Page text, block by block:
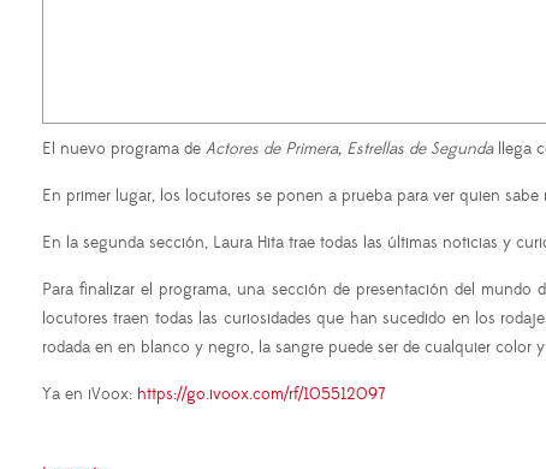
El nuevo programa de Actores de Primera, Estrellas de Segundallega
En primer lugar, los locutores se ponen a prueba para ver quien
En la segunda sección, Laura Hita trae todas las últimas noticias y
Para finalizar el programa, una sección de presentación del
locutores traen todas las curiosidades que han sucedido en los
rodada en en blanco y negro, la sangre puede ser de cualquier color
Ya en iVoox: https://go.ivoox.com/rf/105512097